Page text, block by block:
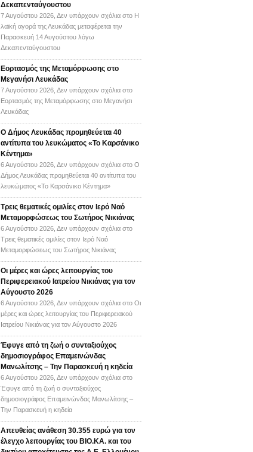
Δεκαπενταύγουστου
7 Αυγούστου 2026, Δεν υπάρχουν σχόλια στο Η
λαϊκή αγορά της Λευκάδας μεταφέρεται την
Παρασκευή 14 Αυγούστου λόγω
Δεκαπενταύγουστου
Εορτασμός της Μεταμόρφωσης στο
Μεγανήσι Λευκάδας
7 Αυγούστου 2026, Δεν υπάρχουν σχόλια στο
Εορτασμός της Μεταμόρφωσης στο Μεγανήσι
Λευκάδας
Ο Δήμος Λευκάδας προμηθεύεται 40
αντίτυπα του λευκώματος «Το Καρσάνικο
Κέντημα»
6 Αυγούστου 2026, Δεν υπάρχουν σχόλια στο Ο
Δήμος Λευκάδας προμηθεύεται 40 αντίτυπα του
λευκώματος «Το Καρσάνικο Κέντημα»
Τρεις θεματικές ομιλίες στον Ιερό Ναό
Μεταμορφώσεως του Σωτήρος Νικιάνας
6 Αυγούστου 2026, Δεν υπάρχουν σχόλια στο
Τρεις θεματικές ομιλίες στον Ιερό Ναό
Μεταμορφώσεως του Σωτήρος Νικιάνας
Οι μέρες και ώρες λειτουργίας του
Περιφερειακού Ιατρείου Νικιάνας για τον
Αύγουστο 2026
6 Αυγούστου 2026, Δεν υπάρχουν σχόλια στο Οι
μέρες και ώρες λειτουργίας του Περιφερειακού
Ιατρείου Νικιάνας για τον Αύγουστο 2026
Έφυγε από τη ζωή ο συνταξιούχος
δημοσιογράφος Επαμεινώνδας
Μανωλίτσης – Την Παρασκευή η κηδεία
6 Αυγούστου 2026, Δεν υπάρχουν σχόλια στο
Έφυγε από τη ζωή ο συνταξιούχος
δημοσιογράφος Επαμεινώνδας Μανωλίτσης –
Την Παρασκευή η κηδεία
Απευθείας ανάθεση 30.355 ευρώ για τον
έλεγχο λειτουργίας του ΒΙΟ.ΚΑ. και του